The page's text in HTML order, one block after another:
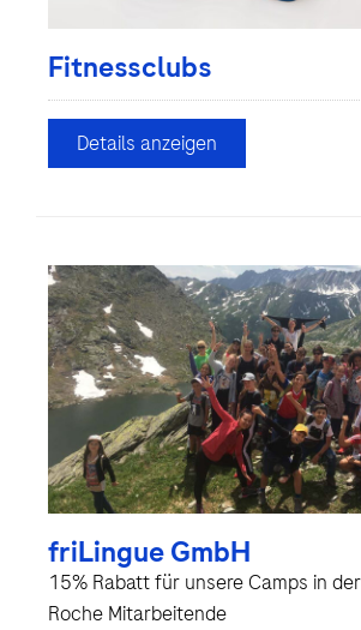
Fitnessclubs
Details anzeigen
friLingue GmbH
15% Rabatt für unsere Camps in
Roche Mitarbeitende